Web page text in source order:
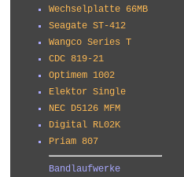
Wechselplatte 66MB
Seagate ST-412
Wangco Series T
CDC 819-21
Optimem 1002
Elektor Single
NEC D5126 MFM
Digital RL02K
Priam 807
Bandlaufwerke